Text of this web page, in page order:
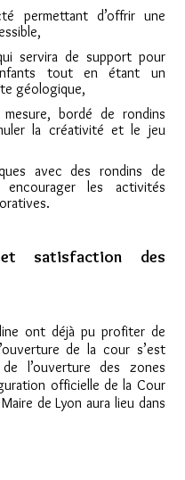
permettant d’offrir une
servira de support pour
tout en étant un
géologique,
bordé de rondins
la créativité et le jeu
avec des rondins de
les activités
satisfaction des
ont déjà pu profiter de
de la cour s’est
l’ouverture des zones
officielle de la Cour
de Lyon aura lieu dans